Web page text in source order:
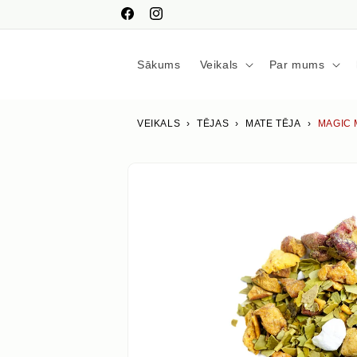
saturu
FacebookInstagram
Sākums Veikals Par mums
VEIKALS › TĒJAS › MATE TĒJA › MAGIC